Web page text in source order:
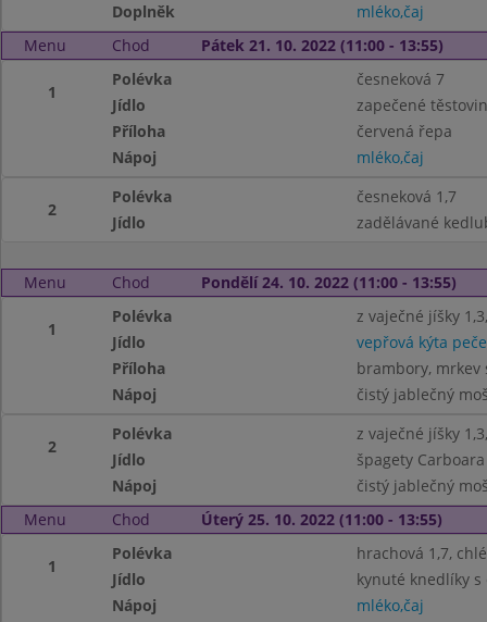
Doplněk
mléko,čaj
Menu
Chod Pátek 21. 10. 2022 (11:00 - 13:55)
1
Polévka
česneková 7
Jídlo
zapečené
Příloha
červená řepa
Nápoj
mléko,čaj
2
Polévka
česneková 1,7
Jídlo
zadělávané
Menu Chod Pondělí 24. 10. 2022 (11:00 - 13:55)
1
Polévka
z vaječné jíšky
Jídlo
vepřová kýta
Příloha
brambory, mrkev
Nápoj
čistý jablečný
2
Polévka
z vaječné jíšky
Jídlo
špagety
Nápoj
čistý jablečný
Menu
Chod Úterý 25. 10. 2022 (11:00 - 13:55)
1
Polévka
hrachová 1,7,
Jídlo
kynuté knedlíky s
Nápoj
mléko,čaj